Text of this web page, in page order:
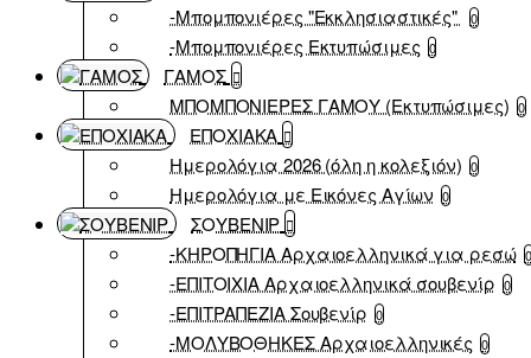
-Μπομπονιέρες "Εκκλησιαστικές"
0
-Μπομπονιέρες Εκτυπώσιμες 0
ΓΑΜΟΣ
ΜΠΟΜΠΟΝΙΕΡΕΣ ΓΑΜΟΥ (Εκτυπώσιμες) 0
ΕΠΟΧΙΑΚΑ
Ημερολόγια 2026 (όλη η κολεξιόν) 0
Ημερολόγια με Εικόνες Αγίων 0
ΣΟΥΒΕΝΙΡ
-ΚΗΡΟΠΗΓΙΑ Αρχαιοελληνικά για ρεσώ 0
-ΕΠΙΤΟΙΧΙΑ Αρχαιοελληνικά σουβενίρ 0
-ΕΠΙΤΡΑΠΕΖΙΑ Σουβενίρ 0
-ΜΟΛΥΒΟΘΗΚΕΣ Αρχαιοελληνικές 0